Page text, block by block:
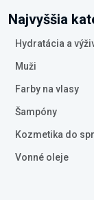
Najvyššia
Hydratácia a
Muži
Farby na vlasy
Šampóny
Kozmetika do
Vonné oleje